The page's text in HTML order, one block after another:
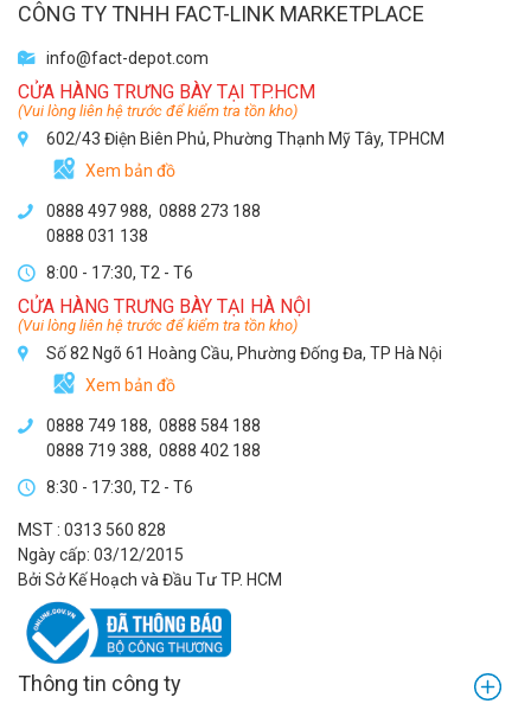
CÔNG TY TNHH FACT-LINK MARKETPLACE
info@fact-depot.com
CỬA HÀNG TRƯNG BÀY TẠI TP.HCM
(Vui lòng liên hệ trước để kiểm tra tồn kho)
602/43 Điện Biên Phủ, Phường Thạnh Mỹ Tây, TPHCM
Xem bản đồ
0888 497 988, 0888 273 188
0888 031 138
8:00 - 17:30, T2 - T6
CỬA HÀNG TRƯNG BÀY TẠI HÀ NỘI
(Vui lòng liên hệ trước để kiểm tra tồn kho)
Số 82 Ngõ 61 Hoàng Cầu, Phường Đống Đa, TP Hà Nội
Xem bản đồ
0888 749 188, 0888 584 188
0888 719 388, 0888 402 188
8:30 - 17:30, T2 - T6
MST : 0313 560 828
Ngày cấp: 03/12/2015
Bởi Sở Kế Hoạch và Đầu Tư TP. HCM
Thông tin công ty